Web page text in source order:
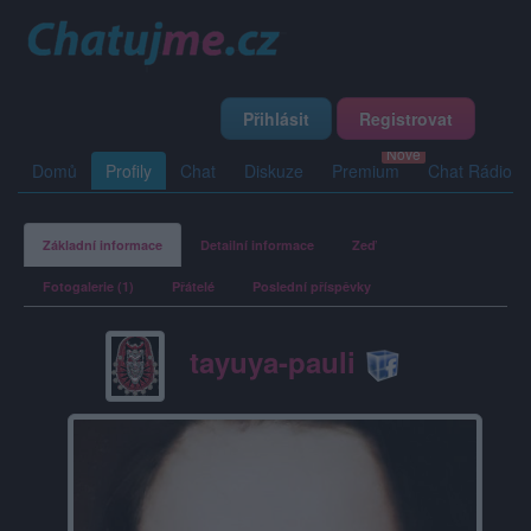
Přihlásit Registrovat
Domů Profily Chat Diskuze Premium Chat Rádio
Základní informace Detailní informace Zeď
Fotogalerie (1) Přátelé Poslední příspěvky
tayuya-pauli